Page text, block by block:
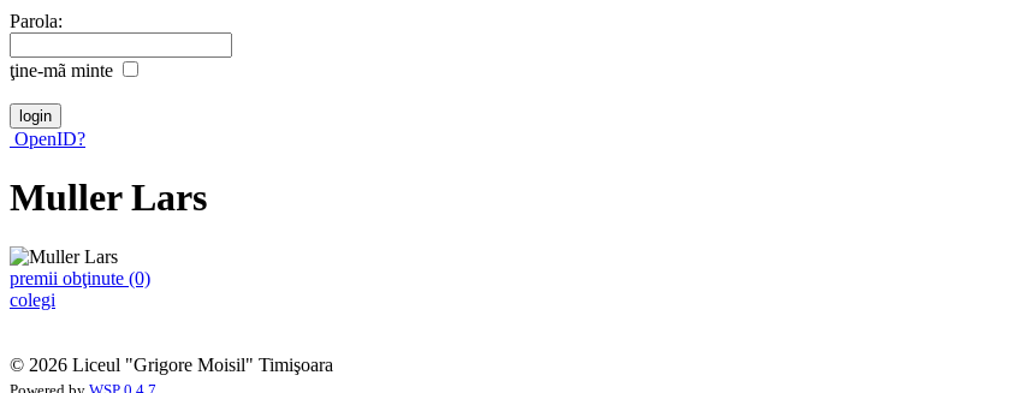
Parola:
ţine-mã minte
OpenID?
Muller Lars
premii obţinute (0)
colegi
© 2026 Liceul "Grigore Moisil" Timişoara